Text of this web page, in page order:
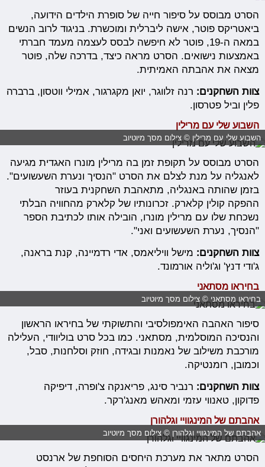
הסרט מבוסס על סיפור חייה של סופרת הילדים הידועה,
ביאטריקס פוטר, אישה ליברלית ומוכשרת. בניגוד לרוב הנשים
במאה ה-19, פוטר לא חיפשה לבסס לעצמה מעמד חברתי
באמצעות נישואים. הסרט מראה כיצד, בדרכה שלה, פוטר
מצאה את אהבתה האמיתית.
צוות השחקנים: רנה זלווגר, יואן מקגרגור, אמילי ווטסון, ברברה
פלין וביל פטרסון.
השבוע שלי עם מרילין
השבוע שלי עם מרילין © צילום מסך מיוטיוב
הסרט מבוסס על תקופת זמן בה מרילין מונרו האגדית מגיעה
לאנגליה על מנת לצלם את הסרט "הנסיך ונערת השעשועים".
בזמן שהותה באנגליה, מתאהבת השחקנית בעוזר
ההפקה קולין קלארק. זכרונותיו של קלארק מהחוויה הבלתי
נשכחת שלו עם מרילין מונרו, הובילה אותו לכתיבת הספר
"הנסיך, נערת השעשועים ואני".
צוות השחקנים: מישל וויליאמס, אדי רדמיינה, קנת בראנה,
ג'ודי דנץ' וג'וליה אורמונד.
בחיראו מסתאני
בחיראו מסתאני © צילום מסך מיוטיוב
סיפור האהבה האימפולסיבי והתשוקתי של בחיראו הראשון
והנסיכה המוסלמית, מסתאני. כמו בכל סרט בוליוודי, העלילה
מורכבת משילוב של נאמנות ובגידה, חוזק וסלחנות, סבל,
וכמובן, רומנטיקה.
צוות השחקנים: רנביר סינג, פריאנקה צ'ופרה, דיפיקה
פדוקון, טאנווי עזמי ומאהש מאנג'רקר.
אהבתם של המינגוויי וגלהורן
אהבתם של המינגוויי וגלהורן © צילום מסך מיוטיוב
הסרט מתאר את מערכת היחסים הסוחפת של ארנסט